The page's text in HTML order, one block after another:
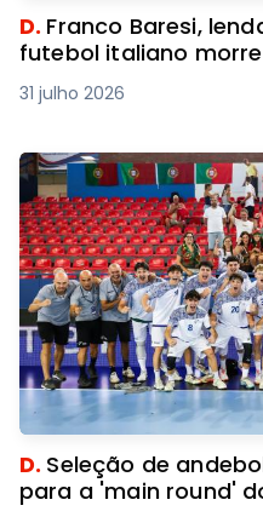
D. Franco Baresi,
futebol italiano
31 julho 2026
D. Seleção de
para a 'main round'